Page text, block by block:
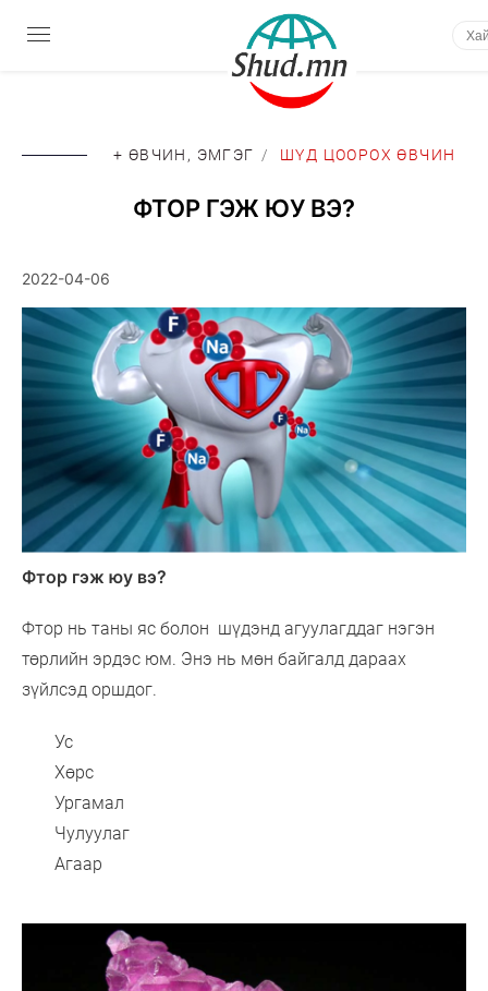
+ ӨВЧИН, ЭМГЭГ / ШҮД ЦООРОХ ӨВЧИН
ФТОР ГЭЖ ЮУ ВЭ?
2022-04-06
Фтор гэж юу вэ?
Фтор нь таны яс болон шүдэнд агуулагддаг нэгэн
төрлийн эрдэс юм. Энэ нь мөн байгалд дараах
зүйлсэд оршдог.
Ус
Хөрс
Ургамал
Чулуулаг
Агаар